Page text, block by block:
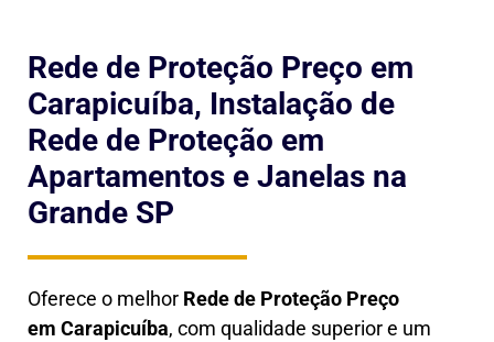
Rede de Proteção Preço em
Carapicuíba, Instalação de
Rede de Proteção em
Apartamentos e Janelas na
Grande SP
Oferece o melhor Rede de Proteção Preço
em Carapicuíba, com qualidade superior e um